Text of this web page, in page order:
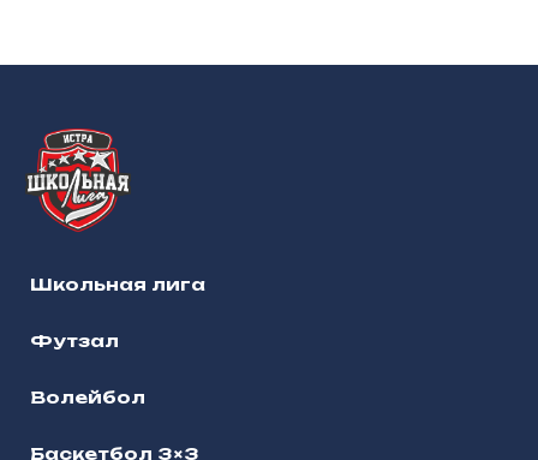
Школьная лига
Футзал
Волейбол
Баскетбол 3×3